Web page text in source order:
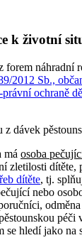
k životní
forem náhradní
2012 Sb.,
ochraně
dávek
má osoba
zletilosti dítěte,
dítěte, tj.
nebo
péči
se hledí jako na